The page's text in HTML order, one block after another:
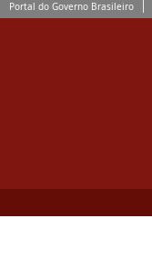
Portal do Governo Brasileiro